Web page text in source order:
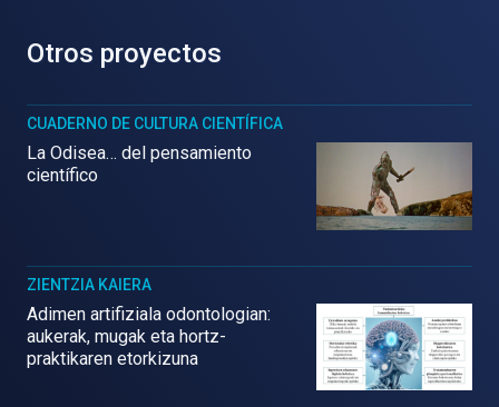
Otros proyectos
CUADERNO DE CULTURA CIENTÍFICA
La Odisea… del pensamiento
científico
ZIENTZIA KAIERA
Adimen artifiziala odontologian:
aukerak, mugak eta hortz-
praktikaren etorkizuna